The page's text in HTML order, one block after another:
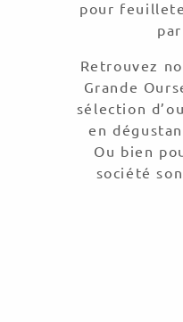
pour
Retrouvez
Grande
sélection
en
Ou bien
société